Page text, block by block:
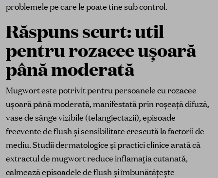
problemele pe care le poate tine sub control.
Răspuns scurt: util
pentru rozacee ușoară
până moderată
Mugwort este potrivit pentru persoanele cu rozacee
ușoară până moderată, manifestată prin roșeață difuză,
vase de sânge vizibile (telangiectazii), episoade
frecvente de flush și sensibilitate crescută la factorii de
mediu. Studii dermatologice și practici clinice arată că
extractul de mugwort reduce inflamația cutanată,
calmează episoadele de flush și îmbunătățește